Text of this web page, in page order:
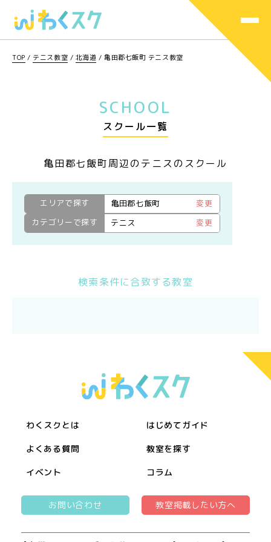
TOP / テニス教室 / 北海道 /亀田郡七飯町 テニス教室
SCHOOL
スクール一覧
亀田郡七飯町周辺のテニスのスクール
エリアで探す 亀田郡七飯町
変更
カテゴリーで探す
テニス 変更
検索条件に合致する教室
わくスクとは はじめてガイド
よくある質問 教室を探す
イベント コラム
お問い合わせ 教室掲載したい方へ